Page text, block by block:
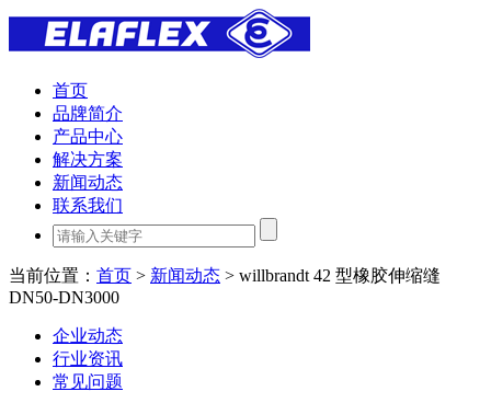
首页
品牌简介
产品中心
解决方案
新闻动态
联系我们
当前位置： 首页 > 新闻动态 > willbrandt 42 型橡胶伸缩缝
DN50-DN3000
企业动态
行业资讯
常见问题